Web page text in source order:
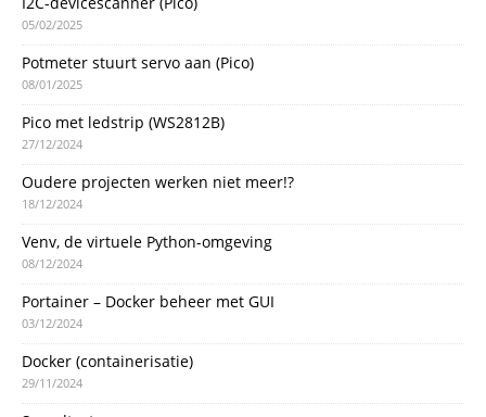
05/02/2025
Potmeter stuurt servo aan (Pico)
08/01/2025
Pico met ledstrip (WS2812B)
27/12/2024
Oudere projecten werken niet meer!?
18/12/2024
Venv, de virtuele Python-omgeving
08/12/2024
Portainer – Docker beheer met GUI
03/12/2024
Docker (containerisatie)
29/11/2024